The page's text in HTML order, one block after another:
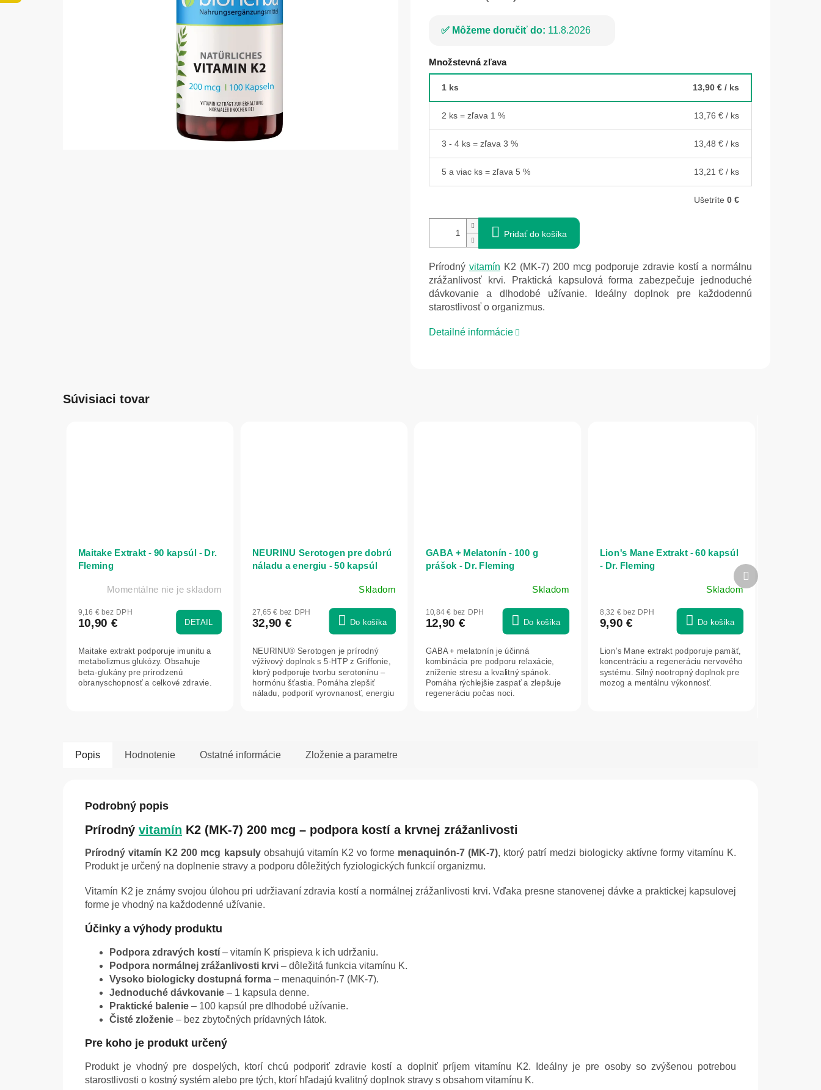
Môžeme doručiť do: 11.8.2026
Množstevná zľava
1 ks 13,90 € / ks
2 ks = zľava 1 % 13,76 € / ks
3 - 4 ks = zľava 3 % 13,48 € / ks
5 a viac ks = zľava 5 % 13,21 € / ks
Ušetríte 0 €
Pridať do košíka
Prírodný vitamín K2 (MK-7) 200 mcg podporuje zdravie kostí a normálnu
zrážanlivosť krvi. Praktická kapsulová forma zabezpečuje jednoduché
dávkovanie a dlhodobé užívanie. Ideálny doplnok pre každodennú
starostlivosť o organizmus.
Detailné informácie
Súvisiaci tovar
Maitake Extrakt - 90 kapsúl - Dr.
Fleming
Momentálne nie je skladom
9,16 € bez DPH
10,90 € DETAIL
Maitake extrakt podporuje imunitu a
metabolizmus glukózy. Obsahuje
beta-glukány pre prirodzenú
obranyschopnosť a celkové zdravie.
NEURINU Serotogen pre dobrú
náladu a energiu - 50 kapsúl
Skladom
27,65 € bez DPH
32,90 € Do košíka
NEURINU® Serotogen je prírodný
výživový doplnok s 5-HTP z Griffonie,
ktorý podporuje tvorbu serotonínu –
hormónu šťastia. Pomáha zlepšiť
náladu, podporiť vyrovnanosť, energiu
GABA + Melatonín - 100 g
prášok - Dr. Fleming
Skladom
10,84 € bez DPH
12,90 € Do košíka
GABA + melatonín je účinná
kombinácia pre podporu relaxácie,
zníženie stresu a kvalitný spánok.
Pomáha rýchlejšie zaspať a zlepšuje
regeneráciu počas noci.
Lion's Mane Extrakt - 60 kapsúl
- Dr. Fleming
Skladom
8,32 € bez DPH
9,90 € Do košíka
Lion’s Mane extrakt podporuje pamäť,
koncentráciu a regeneráciu nervového
systému. Silný nootropný doplnok pre
mozog a mentálnu výkonnosť.
Ďalší
produkt
Popis Hodnotenie Ostatné informácie Zloženie a parametre
Podrobný popis
Prírodný vitamín K2 (MK-7) 200 mcg – podpora kostí a krvnej zrážanlivosti
Prírodný vitamín K2 200 mcg kapsulyobsahujú vitamín K2 vo forme menaquinón-7 (MK-7), ktorý patrí medzi biologicky aktívne formy vitamínu K.
Produkt je určený na doplnenie stravy a podporu dôležitých fyziologických funkcií organizmu.
Vitamín K2 je známy svojou úlohou pri udržiavaní zdravia kostí a normálnej zrážanlivosti krvi. Vďaka presne stanovenej dávke a praktickej kapsulovej
forme je vhodný na každodenné užívanie.
Účinky a výhody produktu
Podpora zdravých kostí – vitamín K prispieva k ich udržaniu.
Podpora normálnej zrážanlivosti krvi – dôležitá funkcia vitamínu K.
Vysoko biologicky dostupná forma – menaquinón-7 (MK-7).
Jednoduché dávkovanie – 1 kapsula denne.
Praktické balenie – 100 kapsúl pre dlhodobé užívanie.
Čisté zloženie – bez zbytočných prídavných látok.
Pre koho je produkt určený
Produkt je vhodný pre dospelých, ktorí chcú podporiť zdravie kostí a doplniť príjem vitamínu K2. Ideálny je pre osoby so zvýšenou potrebou
starostlivosti o kostný systém alebo pre tých, ktorí hľadajú kvalitný doplnok stravy s obsahom vitamínu K.